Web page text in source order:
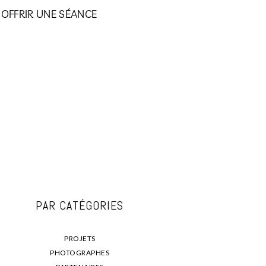
OFFRIR UNE SÉANCE
PAR CATÉGORIES
PROJETS
PHOTOGRAPHES